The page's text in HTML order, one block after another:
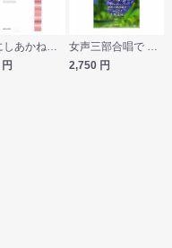
なかにしあかね：女声合唱組曲 夢から覚めても カワイ出版
円
女声三部合唱で 「ふるさと」 「大地讃頌」 CD付 ドレミ楽譜出版社
2,750 円